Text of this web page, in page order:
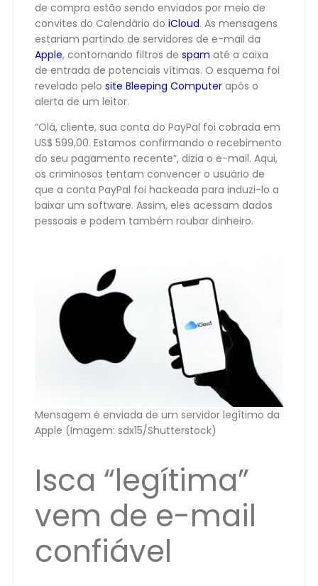
de compra estão sendo enviados por meio de
convites do Calendário do iCloud. As mensagens
estariam partindo de servidores de e-mail da
Apple, contornando filtros de spam até a caixa
de entrada de potenciais vítimas. O esquema foi
revelado pelo site Bleeping Computer após o
alerta de um leitor.
“Olá, cliente, sua conta do PayPal foi cobrada em
US$ 599,00. Estamos confirmando o recebimento
do seu pagamento recente”, dizia o e-mail. Aqui,
os criminosos tentam convencer o usuário de
que a conta PayPal foi hackeada para induzi-lo a
baixar um software. Assim, eles acessam dados
pessoais e podem também roubar dinheiro.
Mensagem é enviada de um servidor legítimo da
Apple (Imagem: sdx15/Shutterstock)
Isca “legítima”
vem de e-mail
confiável